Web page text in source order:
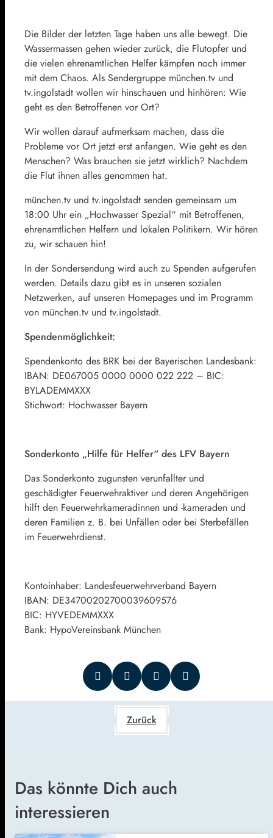
Die Bilder der letzten Tage haben uns alle bewegt. Die
Wassermassen gehen wieder zurück, die Flutopfer und
die vielen ehrenamtlichen Helfer kämpfen noch immer
mit dem Chaos. Als Sendergruppe münchen.tv und
tv.ingolstadt wollen wir hinschauen und hinhören: Wie
geht es den Betroffenen vor Ort?
Wir wollen darauf aufmerksam machen, dass die
Probleme vor Ort jetzt erst anfangen. Wie geht es den
Menschen? Was brauchen sie jetzt wirklich? Nachdem
die Flut ihnen alles genommen hat.
münchen.tv und tv.ingolstadt senden gemeinsam um
18:00 Uhr ein „Hochwasser Spezial“ mit Betroffenen,
ehrenamtlichen Helfern und lokalen Politikern. Wir hören
zu, wir schauen hin!
In der Sondersendung wird auch zu Spenden aufgerufen
werden. Details dazu gibt es in unseren sozialen
Netzwerken, auf unseren Homepages und im Programm
von münchen.tv und tv.ingolstadt.
Spendenmöglichkeit:
Spendenkonto des BRK bei der Bayerischen Landesbank:
IBAN: DE067005 0000 0000 022 222 – BIC:
BYLADEMMXXX
Stichwort: Hochwasser Bayern
Sonderkonto „Hilfe für Helfer“ des LFV Bayern
Das Sonderkonto zugunsten verunfallter und
geschädigter Feuerwehraktiver und deren Angehörigen
hilft den Feuerwehrkameradinnen und -kameraden und
deren Familien z. B. bei Unfällen oder bei Sterbefällen
im Feuerwehrdienst.
Kontoinhaber: Landesfeuerwehrverband Bayern
IBAN: DE34700202700039609576
BIC: HYVEDEMMXXX
Bank: HypoVereinsbank München
Zurück
Das könnte Dich auch
interessieren